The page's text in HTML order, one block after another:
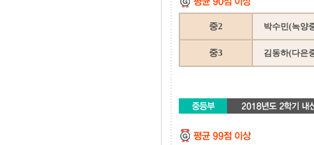
중2 박수민(녹양
중3 김동하(다은